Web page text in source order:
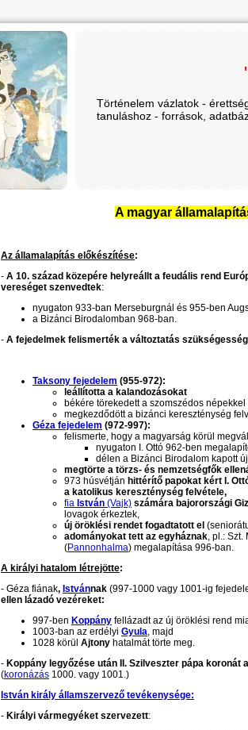
Történelem vázlatok -
tanuláshoz - források,
A magyar
Az államalapítás előkészítése:
- A 10. század közepére helyreállt a feudális rend
vereséget szenvedtek:
nyugaton 933-ban Merseburgnál és 955-ben
a Bizánci Birodalomban 968-ban.
- A fejedelmek felismerték a változtatás
Taksony fejedelem (955-972):
leállította a kalandozásokat
békére törekedett a szomszédos
megkezdődött a bizánci kereszténység
Géza fejedelem (972-997):
felismerte, hogy a magyarság körül
nyugaton I. Ottó 962-ben
délen a Bizánci Birodalom kapott
megtörte a törzs- és nemzetségfők
973 húsvétján hittérítő papokat kért I.
a katolikus kereszténység felvétele,
fia István (Vajk) számára bajorországi
lovagok érkeztek,
új öröklési rendet fogadtatott el
adományokat tett az egyháznak, pl.: Szt.
(Pannonhalma) megalapítása 996-ban.
A királyi hatalom létrejötte:
- Géza fiának, Istvánnak (997-1000 vagy 1001-ig
ellen lázadó vezéreket:
997-ben Koppány fellázadt az új öröklési rend
1003-ban az erdélyi Gyula, majd
1028 körül Ajtony hatalmát törte meg.
- Koppány legyőzése után II. Szilveszter pápa koronát
(koronázás 1000. vagy 1001.)
István király államszervező tevékenysége:
- Királyi vármegyéket szervezett: